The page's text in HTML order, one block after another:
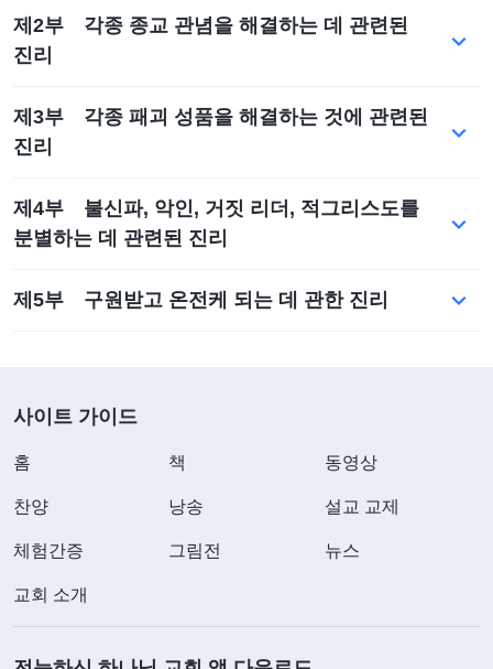
제2부 각종 종교 관념을 해결하는 데 관련된
진리
제3부 각종 패괴 성품을 해결하는 것에 관련된
진리
제4부 불신파, 악인, 거짓 리더, 적그리스도를
분별하는 데 관련된 진리
제5부 구원받고 온전케 되는 데 관한 진리
사이트 가이드
홈 책 동영상
찬양 낭송 설교 교제
체험간증 그림전 뉴스
교회 소개